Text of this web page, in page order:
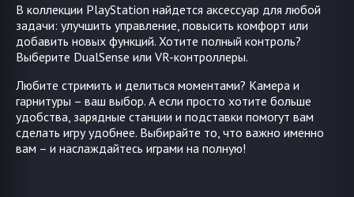
В коллекции PlayStation найдется аксессуар для любой
задачи: улучшить управление, повысить комфорт или
добавить новых функций. Хотите полный контроль?
Выберите DualSense или VR-контроллеры.
Любите стримить и делиться моментами? Камера и
гарнитуры – ваш выбор. А если просто хотите больше
удобства, зарядные станции и подставки помогут вам
сделать игру удобнее. Выбирайте то, что важно именно
вам – и наслаждайтесь играми на полную!